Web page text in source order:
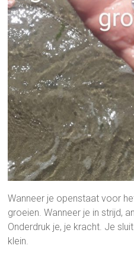
Wanneer je openstaat voor
groeien. Wanneer je in strijd,
Onderdruk je, je kracht. Je
klein.